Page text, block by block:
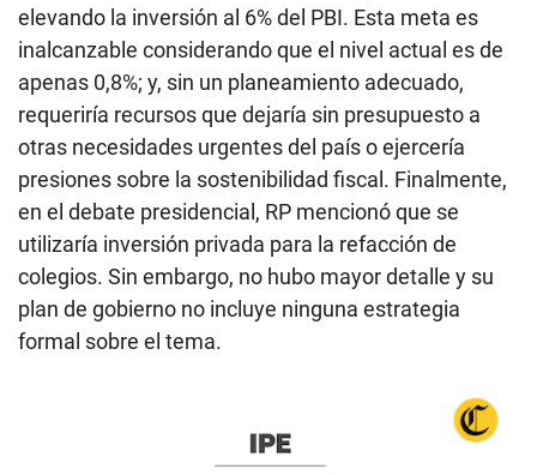
elevando la inversión al 6% del PBI. Esta meta es
inalcanzable considerando que el nivel actual es de
apenas 0,8%; y, sin un planeamiento adecuado,
requeriría recursos que dejaría sin presupuesto a
otras necesidades urgentes del país o ejercería
presiones sobre la sostenibilidad fiscal. Finalmente,
en el debate presidencial, RP mencionó que se
utilizaría inversión privada para la refacción de
colegios. Sin embargo, no hubo mayor detalle y su
plan de gobierno no incluye ninguna estrategia
formal sobre el tema.